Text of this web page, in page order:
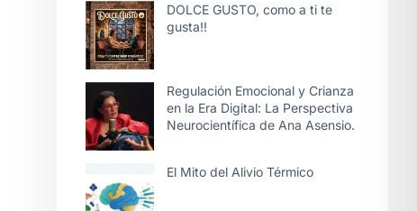
DOLCE GUSTO, como a ti te
gusta!!
Regulación Emocional y Crianza
en la Era Digital: La Perspectiva
Neurocientífica de Ana Asensio.
El Mito del Alivio Térmico